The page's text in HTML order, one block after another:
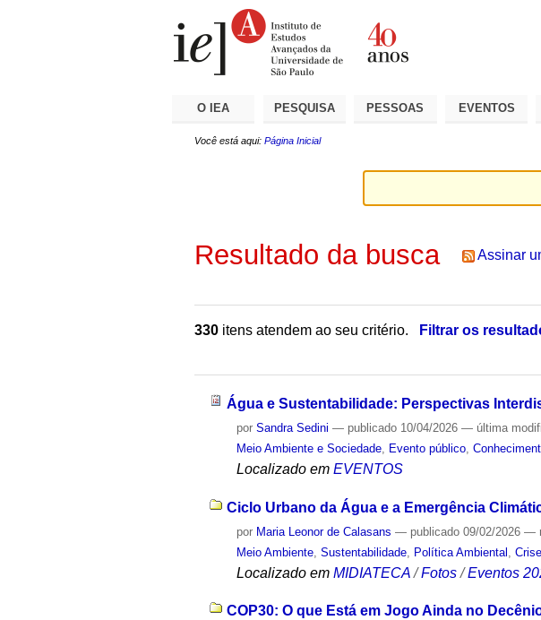
O IEA PESQUISA PESSOAS EVENTOS
Você está aqui: Página Inicial
Resultado da busca Assinar
330 itens atendem ao seu critério.
Filtrar os
Água e Sustentabilidade: Perspectivas
porSandra Sedini — publicado 10/04/2026— última
Meio Ambiente e Sociedade
Evento público ,
Localizado em EVENTOS
Ciclo Urbano da Água e a Emergência
por Maria Leonor de Calasans — publicado 09/02/2026—
Meio Ambiente ,Sustentabilidade Política Ambiental ,
Localizado em MIDIATECA /Fotos /Eventos
COP30: O que Está em Jogo Ainda no